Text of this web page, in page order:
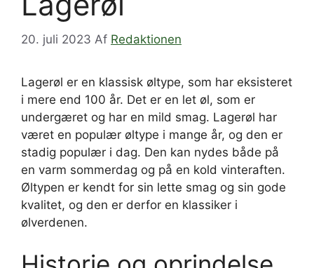
20. juli 2023 Af Redaktionen
Lagerøl er en klassisk øltype, som har eksisteret
i mere end 100 år. Det er en let øl, som er
undergæret og har en mild smag. Lagerøl har
været en populær øltype i mange år, og den er
stadig populær i dag. Den kan nydes både på
en varm sommerdag og på en kold vinteraften.
Øltypen er kendt for sin lette smag og sin gode
kvalitet, og den er derfor en klassiker i
ølverdenen.